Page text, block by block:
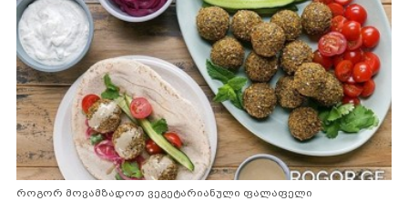
როგორ მოვამზადოთ ვეგეტარიანული ფალაფელი